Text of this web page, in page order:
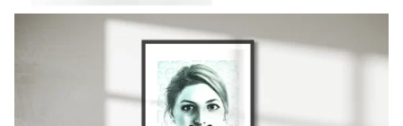
v Praze
účast na sympoziu v Číně v Harbinu, Jushin muzeum
účast na výstavě Malíři Pojizeří 2006, Muzeum a
Pojizerská galerie Semily